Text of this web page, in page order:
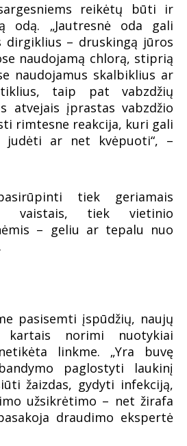
reikėtų būti ir
odą. „Jautresnė oda gali
dirgiklius – druskingą jūros
naudojamą chlorą, stiprią
naudojamus skalbiklius ar
taip pat vabzdžių
atvejais įprastas vabzdžio
rimtesne reakcija, kuri gali
judėti ar net kvėpuoti“, –
tiek geriamais
vaistais, tiek vietinio
– geliu ar tepalu nuo
pasisemti įspūdžių, naujų
kartais norimi nuotykiai
linkme. „Yra buvę
paglostyti laukinį
žaizdas, gydyti infekciją,
užsikrėtimo – net žirafa
draudimo ekspertė